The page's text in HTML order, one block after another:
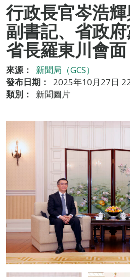
行政長官岑浩
副書記、省政府
省長羅東川會面
來源：
新聞局（GCS）
發布日期：
2025年10月27日
類別：
新聞圖片